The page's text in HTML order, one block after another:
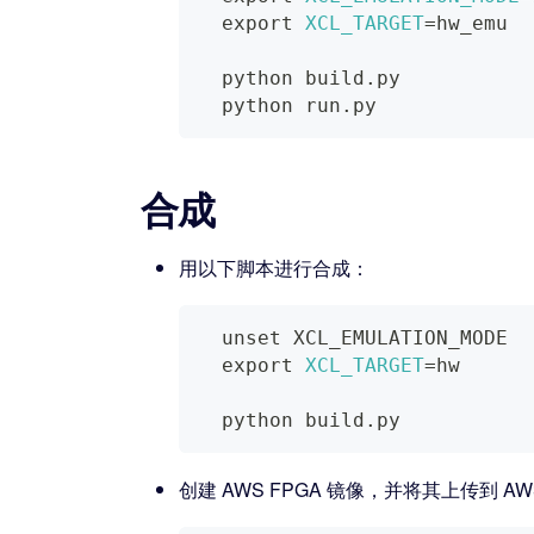
export
XCL_TARGET=hw_emu
  python build.py
  python run.py
合成
用以下脚本进行合成：
unset
XCL_EMULATION_MODE
export
XCL_TARGET=hw
  python build.py
创建 AWS FPGA 镜像，并将其上传到